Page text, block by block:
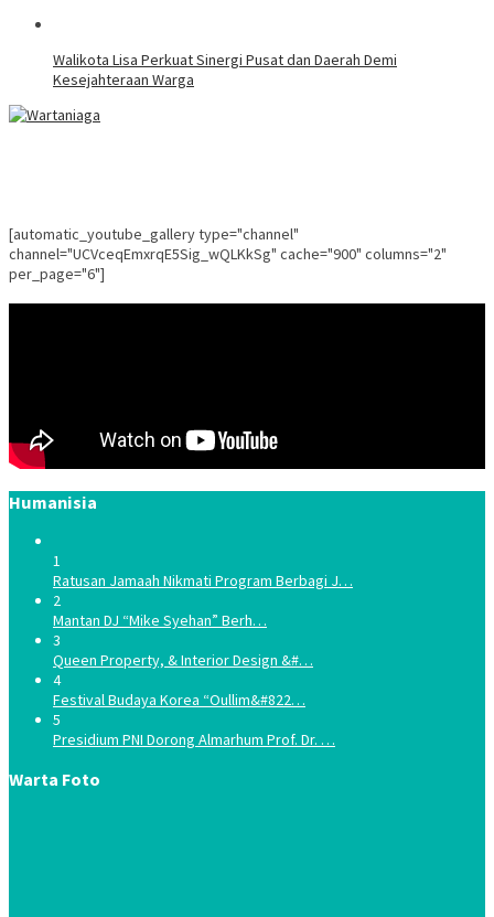
Walikota Lisa Perkuat Sinergi Pusat dan Daerah Demi
Kesejahteraan Warga
[automatic_youtube_gallery type="channel"
channel="UCVceqEmxrqE5Sig_wQLKkSg" cache="900" columns="2"
per_page="6"]
Humanisia
1
Ratusan Jamaah Nikmati Program Berbagi J…
2
Mantan DJ “Mike Syehan” Berh…
3
Queen Property, & Interior Design &#…
4
Festival Budaya Korea “Oullim&#822…
5
Presidium PNI Dorong Almarhum Prof. Dr. …
Warta Foto